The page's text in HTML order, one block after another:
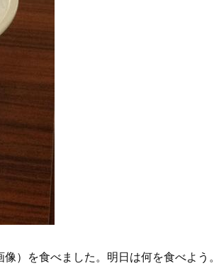
）を食べました。明日は何を食べよう。